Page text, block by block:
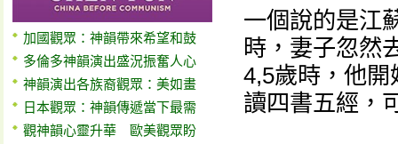
加國觀眾：神韻帶來希望和鼓
多倫多神韻演出盛況振奮人心
神韻演出各族裔觀眾：美如畫
日本觀眾：神韻傳遞當下最需
觀神韻心靈升華 歐美觀眾盼
一個說的是江
時，妻子忽然
4,5歲時，他
讀四書五經，